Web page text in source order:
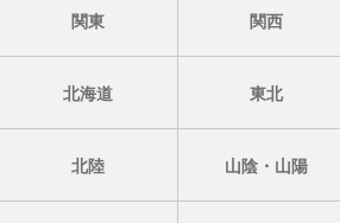
関東 関西
北海道 東北
北陸 山陰・山陽